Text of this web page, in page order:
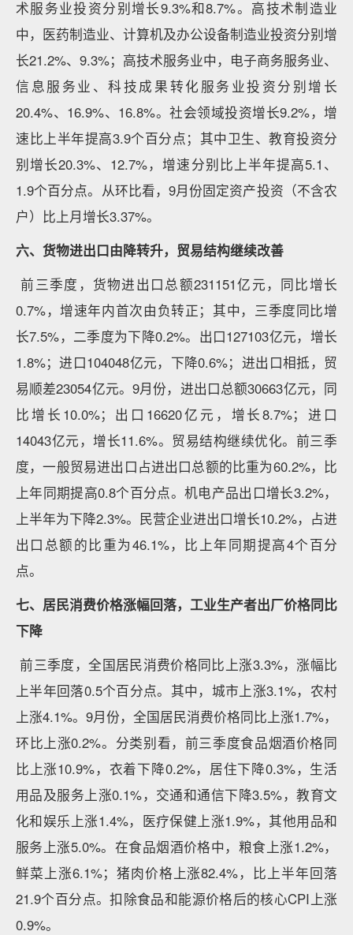
术服务业投资分别增长9.3%和8.7%。高技术制造业
中，医药制造业、计算机及办公设备制造业投资分别增
长21.2%、9.3%；高技术服务业中，电子商务服务业、
信息服务业、科技成果转化服务业投资分别增长
20.4%、16.9%、16.8%。社会领域投资增长9.2%，增
速比上半年提高3.9个百分点；其中卫生、教育投资分
别增长20.3%、12.7%，增速分别比上半年提高5.1、
1.9个百分点。从环比看，9月份固定资产投资（不含农
户）比上月增长3.37%。
六、货物进出口由降转升，贸易结构继续改善
前三季度，货物进出口总额231151亿元，同比增长
0.7%，增速年内首次由负转正；其中，三季度同比增
长7.5%，二季度为下降0.2%。出口127103亿元，增长
1.8%；进口104048亿元，下降0.6%；进出口相抵，贸
易顺差23054亿元。9月份，进出口总额30663亿元，同
比增长10.0%；出口16620亿元，增长8.7%；进口
14043亿元，增长11.6%。贸易结构继续优化。前三季
度，一般贸易进出口占进出口总额的比重为60.2%，比
上年同期提高0.8个百分点。机电产品出口增长3.2%，
上半年为下降2.3%。民营企业进出口增长10.2%，占进
出口总额的比重为46.1%，比上年同期提高4个百分
点。
七、居民消费价格涨幅回落，工业生产者出厂价格同比
下降
前三季度，全国居民消费价格同比上涨3.3%，涨幅比
上半年回落0.5个百分点。其中，城市上涨3.1%，农村
上涨4.1%。9月份，全国居民消费价格同比上涨1.7%，
环比上涨0.2%。分类别看，前三季度食品烟酒价格同
比上涨10.9%，衣着下降0.2%，居住下降0.3%，生活
用品及服务上涨0.1%，交通和通信下降3.5%，教育文
化和娱乐上涨1.4%，医疗保健上涨1.9%，其他用品和
服务上涨5.0%。在食品烟酒价格中，粮食上涨1.2%，
鲜菜上涨6.1%；猪肉价格上涨82.4%，比上半年回落
21.9个百分点。扣除食品和能源价格后的核心CPI上涨
0.9%。